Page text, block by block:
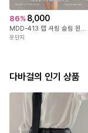
86% 8,000
MDD-413 랩 셔링 슬림 원피스
옷단지
다바걸의 인기 상품